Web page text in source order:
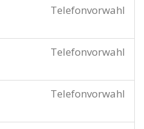
Telefonvorwahl
Telefonvorwahl
Telefonvorwahl